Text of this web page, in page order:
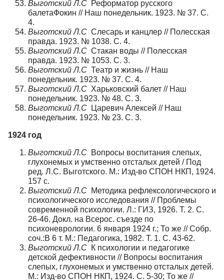
Выготский Л.С Реформатор русского
балетаФокин // Наш понедельник. 1923. № 37. С.
4.
Выготский Л.С Слесарь и канцлер // Полесская
правда. 1923. № 1038. С. 4.
Выготский Л.С Стакан воды // Полесская
правда. 1923. № 1053. С. 3.
Выготский Л.С Театр и жизнь // Наш
понедельник. 1923. № 37. С. 4.
Выготский Л.С Харьковский балет // Наш
понедельник. 1923. № 48. С. 3.
Выготский Л.С Царевич Алексей // Наш
понедельник. 1923. № 23. С. 3.
1924 год
Выготский Л.С Вопросы воспитания слепых,
глухонемых и умственно отсталых детей / Под
ред. Л.С. Выготского. М.: Изд-во СПОН НКП, 1924.
157 с.
Выготский Л.С Методика рефлексологического и
психологического исследования // Проблемы
современной психологии. Л.: ГИЗ, 1926. Т. 2. С.
26-46. Докл. на Всерос. съезде по
психоневрологии. 6 января 1924 г.; То же // Собр.
соч.:В 6 т. М.: Педагогика, 1982. Т. 1. С. 43-62.
Выготский Л.С К психологии и педагогике
детской дефективности // Вопросы воспитания
слепых, глухонемых и умственно отсталых детей.
М.: Изд-во СПОН НКП, 1924. С. 5-30; То же //